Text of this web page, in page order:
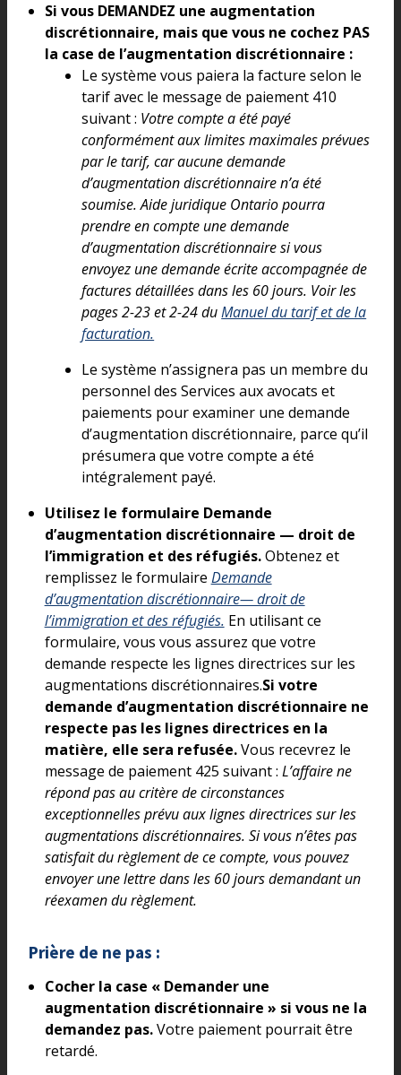
Si vous DEMANDEZ une augmentation
discrétionnaire, mais que vous ne cochez PAS
la case de l’augmentation discrétionnaire :
Le système vous paiera la facture selon le
tarif avec le message de paiement 410
suivant : Votre compte a été payé
conformément aux limites maximales prévues
par le tarif, car aucune demande
d’augmentation discrétionnaire n’a été
soumise. Aide juridique Ontario pourra
prendre en compte une demande
d’augmentation discrétionnaire si vous
envoyez une demande écrite accompagnée de
factures détaillées dans les 60 jours. Voir les
pages 2-23 et 2-24 duManuel du tarif et de la
facturation.
Le système n’assignera pas un membre du
personnel des Services aux avocats et
paiements pour examiner une demande
d’augmentation discrétionnaire, parce qu’il
présumera que votre compte a été
intégralement payé.
Utilisez le formulaire Demande
d’augmentation discrétionnaire — droit de
l’immigration et des réfugiés.Obtenez et
remplissez le formulaire Demande
d’augmentation discrétionnaire— droit de
l’immigration et des réfugiés. En utilisant ce
formulaire, vous vous assurez que votre
demande respecte les lignes directrices sur les
augmentations discrétionnaires.Si votre
demande d’augmentation discrétionnaire ne
respecte pas les lignes directrices en la
matière, elle sera refusée.Vous recevrez le
message de paiement 425 suivant : L’affaire ne
répond pas au critère de circonstances
exceptionnelles prévu aux lignes directrices sur les
augmentations discrétionnaires. Si vous n’êtes pas
satisfait du règlement de ce compte, vous pouvez
envoyer une lettre dans les 60 jours demandant un
réexamen du règlement.
Prière de ne pas :
Cocher la case « Demander une
augmentation discrétionnaire » si vous ne la
demandez pas.Votre paiement pourrait être
retardé.